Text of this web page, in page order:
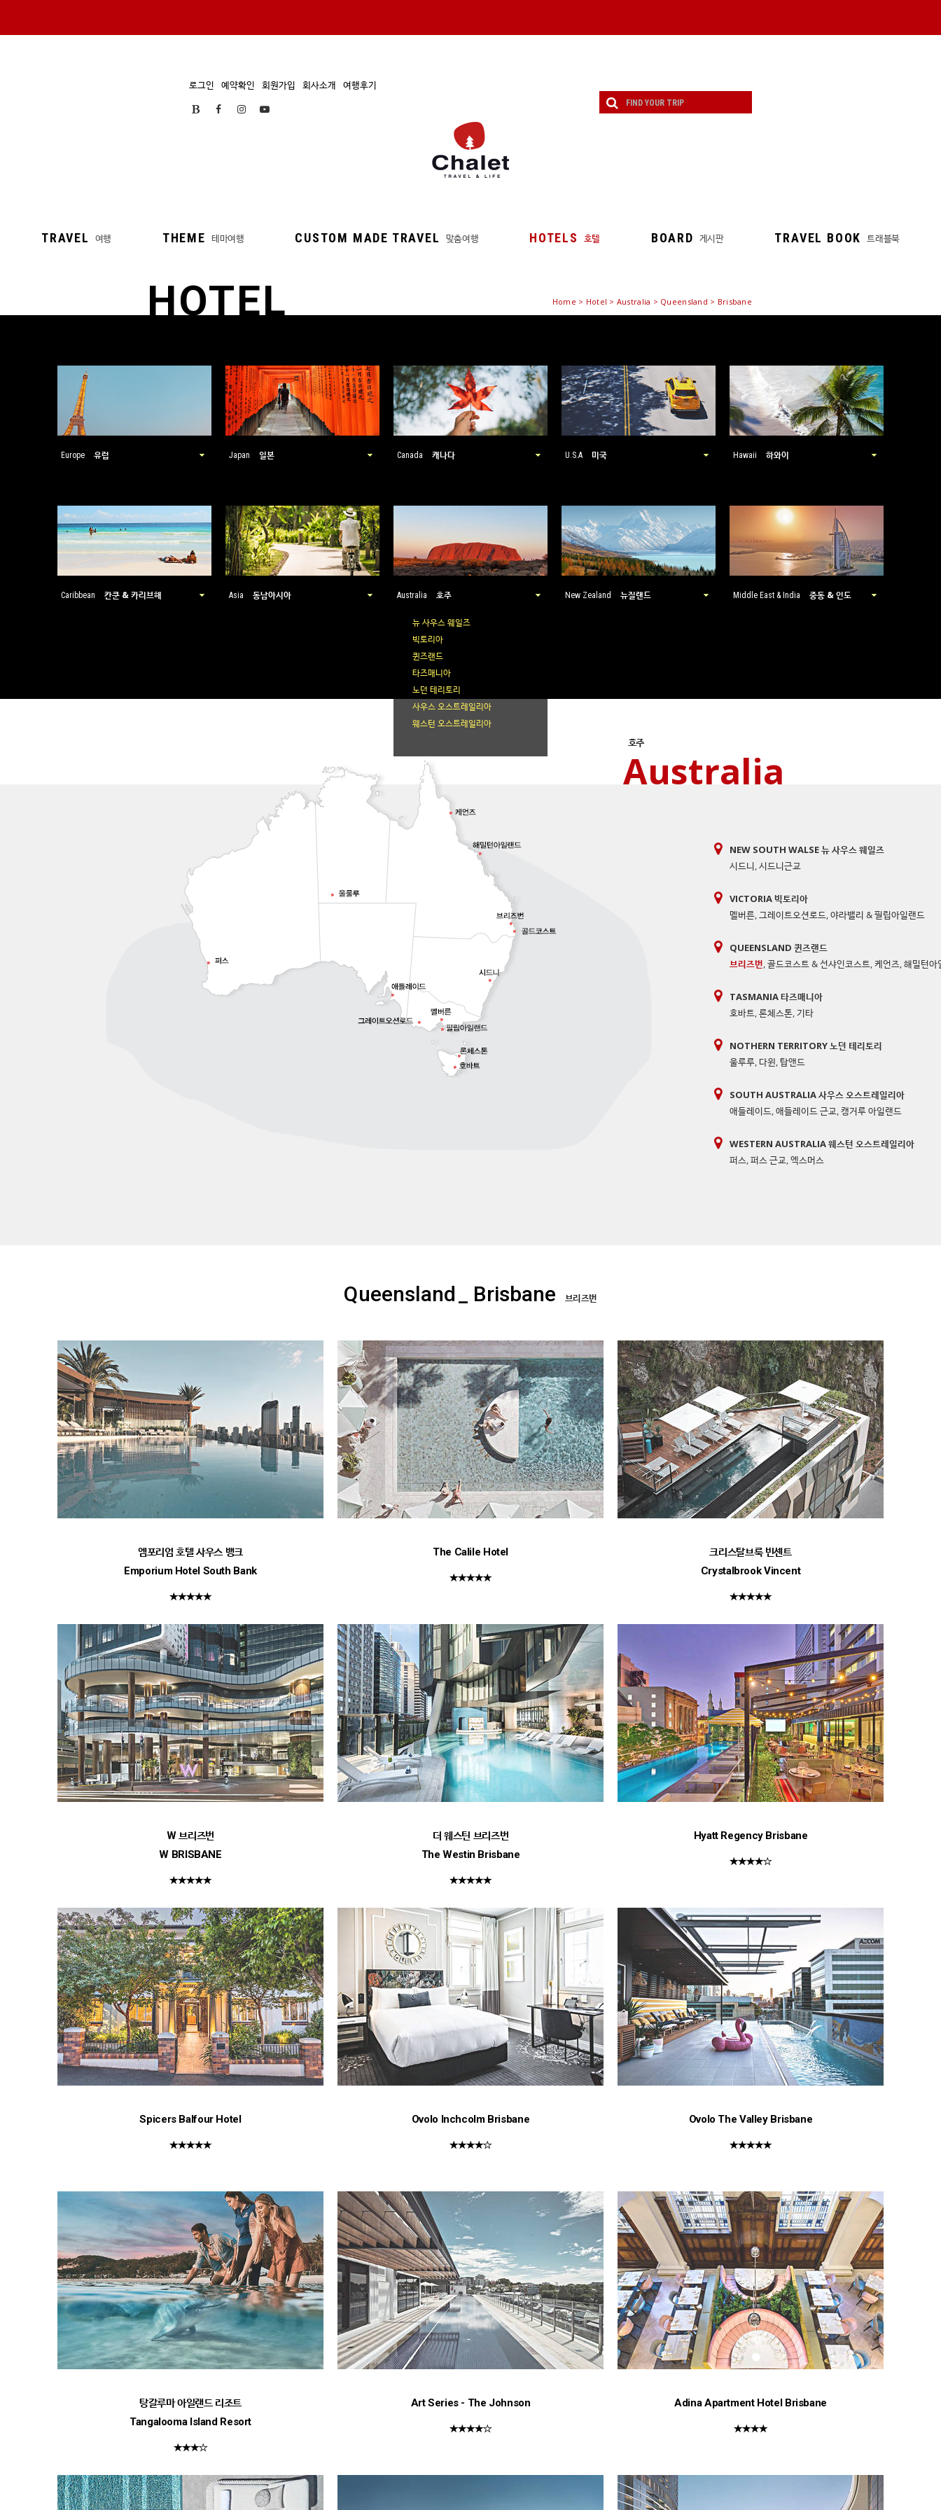
로그인 예약확인 회원가입 회사소개 여행후기
TRAVEL 여행 THEME 테마여행 CUSTOM MADE TRAVEL 맞춤여행 HOTELS 호텔 BOARD 게시판 TRAVEL BOOK 트래블북
HOTEL Home > Hotel > Australia > Queensland > Brisbane
Europe 유럽 Japan 일본 Canada 캐나다 U.S.A 미국 Hawaii 하와이
Caribbean 칸쿤 & 카리브해 Asia 동남아시아 Australia 호주
뉴 사우스 웨일즈
빅토리아
퀸즈랜드
타즈매니아
노던 테리토리
사우스 오스트레일리아
웨스턴 오스트레일리아
New Zealand 뉴질랜드 Middle East & India 중동 & 인도
호주
Australia
NEW SOUTH WALSE 뉴 사우스 웨일즈
시드니,시드니근교
VICTORIA 빅토리아
멜버른,그레이트오션로드,야라밸리 & 필립아일랜드
QUEENSLAND 퀸즈랜드
브리즈번,골드코스트 & 선샤인코스트,케언즈,해밀턴아
TASMANIA 타즈매니아
호바트,론체스톤,기타
NOTHERN TERRITORY 노던 테리토리
울루루, 다윈,탑앤드
SOUTH AUSTRALIA 사우스 오스트레일리아
애들레이드,애들레이드 근교,캥거루 아일랜드
WESTERN AUSTRALIA 웨스턴 오스트레일리아
퍼스,퍼스 근교,엑스머스
Queensland _ Brisbane 브리즈번
엠포리엄 호텔 사우스 뱅크
Emporium Hotel South Bank
★★★★★
The Calile Hotel
★★★★★
크리스탈브룩 빈센트
Crystalbrook Vincent
★★★★★
W 브리즈번
W BRISBANE
★★★★★
더 웨스틴 브리즈번
The Westin Brisbane
★★★★★
Hyatt Regency Brisbane
★★★★☆
Spicers Balfour Hotel
★★★★★
Ovolo Inchcolm Brisbane
★★★★☆
Ovolo The Valley Brisbane
★★★★★
탕갈루마 아일랜드 리조트
Tangalooma Island Resort
★★★☆
Art Series - The Johnson
★★★★☆
Adina Apartment Hotel Brisbane
★★★★